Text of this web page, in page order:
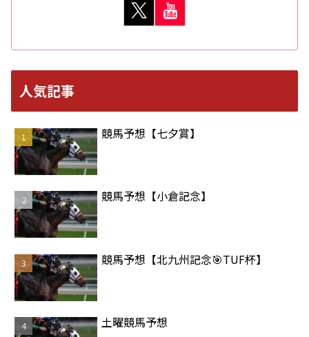
人気記事
競馬予想【七夕賞】
競馬予想【小倉記念】
競馬予想【北九州記念🎯TUF杯】
土曜競馬予想